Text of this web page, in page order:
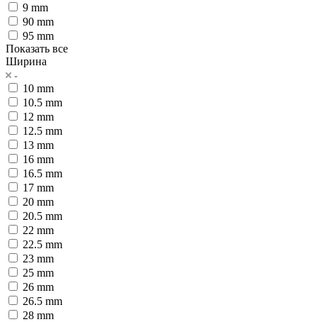
9 mm
90 mm
95 mm
Показать все
Ширина
10 mm
10.5 mm
12 mm
12.5 mm
13 mm
16 mm
16.5 mm
17 mm
20 mm
20.5 mm
22 mm
22.5 mm
23 mm
25 mm
26 mm
26.5 mm
28 mm